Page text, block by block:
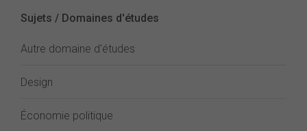
Sujets / Domaines d'études
Autre domaine d'études
Design
Économie politique